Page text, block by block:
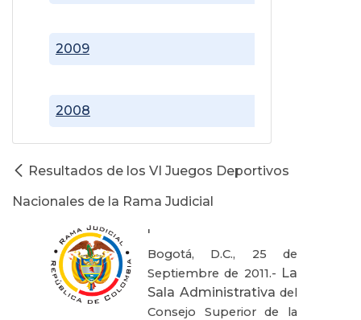
2008
2009
Resultados de los VI Juegos Deportivos
Nacionales de la Rama Judicial
'
Bogotá, D.C., 25 de
Septiembre de 2011.- La
Sala Administrativa del
Consejo Superior de la